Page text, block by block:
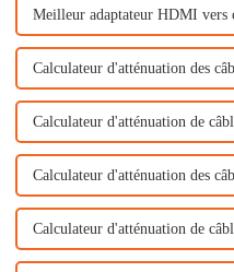
Meilleur adaptateur HDMI vers
Calculateur d'atténuation des
Calculateur d'atténuation de
Calculateur d'atténuation des
Calculateur d'atténuation de